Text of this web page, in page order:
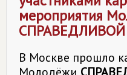
мероприятия
В Москве прошло